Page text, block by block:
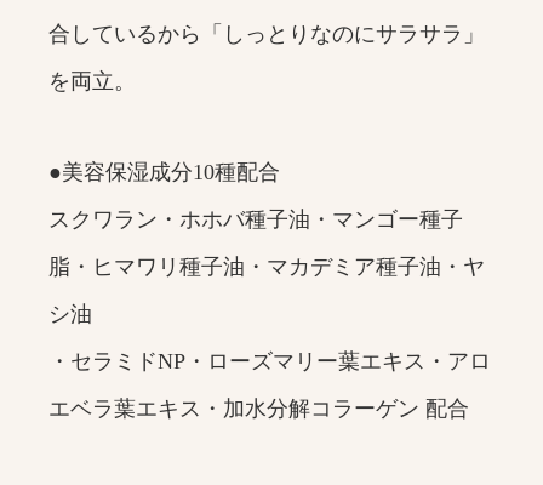
合しているから「しっとりなのにサラサラ」
を両立。
●美容保湿成分10種配合
スクワラン・ホホバ種子油・マンゴー種子
脂・ヒマワリ種子油・マカデミア種子油・ヤ
シ油
・セラミドNP・ローズマリー葉エキス・アロ
エベラ葉エキス・加水分解コラーゲン 配合